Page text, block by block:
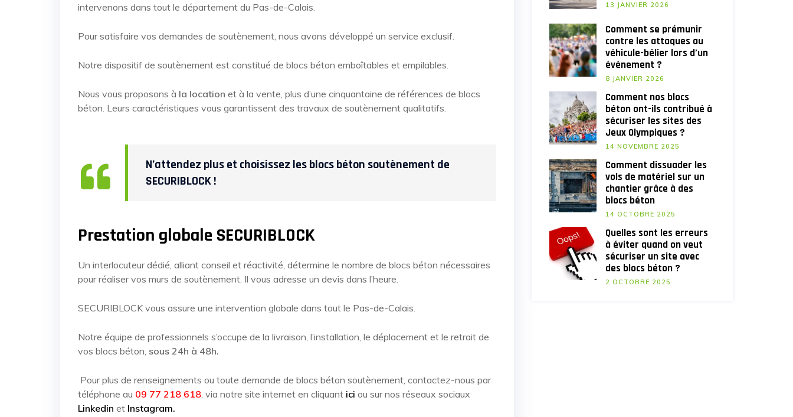
intervenons dans tout le département du Pas-de-Calais.
Pour satisfaire vos demandes de soutènement, nous avons développé un service exclusif.
Notre dispositif de soutènement est constitué de blocs béton emboîtables et empilables.
Nous vous proposons à la location et à la vente, plus d’une cinquantaine de références de blocs
béton. Leurs caractéristiques vous garantissent des travaux de soutènement qualitatifs.
N’attendez plus et choisissez les blocs béton soutènement de
SECURIBLOCK !
Prestation globale SECURIBLOCK
Un interlocuteur dédié, alliant conseil et réactivité, détermine le nombre de blocs béton nécessaires
pour réaliser vos murs de soutènement. Il vous adresse un devis dans l’heure.
SECURIBLOCK vous assure une intervention globale dans tout le Pas-de-Calais.
Notre équipe de professionnels s’occupe de la livraison, l’installation, le déplacement et le retrait de
vos blocs béton, sous 24h à 48h.
Pour plus de renseignements ou toute demande de blocs béton soutènement, contactez-nous par
téléphone au 09 77 218 618, via notre site internet en cliquant ici ou sur nos réseaux sociaux
Linkedin et Instagram.
13 JANVIER 2026
Comment se prémunir
contre les attaques au
véhicule-bélier lors d’un
événement ?
8 JANVIER 2026
Comment nos blocs
béton ont-ils contribué à
sécuriser les sites des
Jeux Olympiques ?
14 NOVEMBRE 2025
Comment dissuader les
vols de matériel sur un
chantier grâce à des
blocs béton
14 OCTOBRE 2025
Quelles sont les erreurs
à éviter quand on veut
sécuriser un site avec
des blocs béton ?
2 OCTOBRE 2025